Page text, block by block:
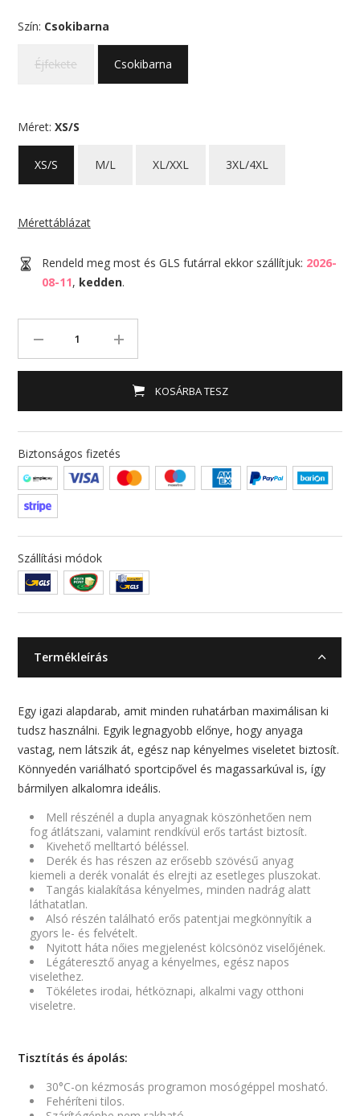
Szín: Csokibarna
Éjfekete Csokibarna
Méret: XS/S
XS/S M/L XL/XXL 3XL/4XL
Mérettáblázat
Rendeld meg most és GLS futárral ekkor szállítjuk: 2026-
08-11, kedden.
KOSÁRBA TESZ
Biztonságos fizetés
Szállítási módok
Termékleírás
Egy igazi alapdarab, amit minden ruhatárban maximálisan ki
tudsz használni. Egyik legnagyobb előnye, hogy anyaga
vastag, nem látszik át, egész nap kényelmes viseletet biztosít.
Könnyedén variálható sportcipővel és magassarkúval is, így
bármilyen alkalomra ideális.
Mell részénél a dupla anyagnak köszönhetően nem
fog átlátszani, valamint rendkívül erős tartást biztosít.
Kivehető melltartó béléssel.
Derék és has részen az erősebb szövésű anyag
kiemeli a derék vonalát és elrejti az esetleges pluszokat.
Tangás kialakítása kényelmes, minden nadrág alatt
láthatatlan.
Alsó részén található erős patentjai megkönnyítik a
gyors le- és felvételt.
Nyitott háta nőies megjelenést kölcsönöz viselőjének.
Légáteresztő anyag a kényelmes, egész napos
viselethez.
Tökéletes irodai, hétköznapi, alkalmi vagy otthoni
viseletre.
Tisztítás és ápolás:
30°C-on kézmosás programon mosógéppel mosható.
Fehéríteni tilos.